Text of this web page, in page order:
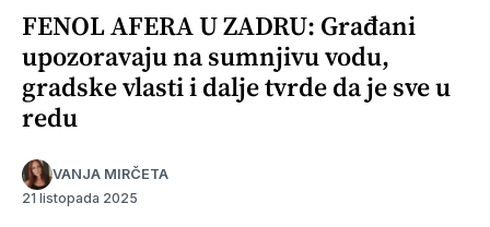
FENOL AFERA U ZADRU: Građani
upozoravaju na sumnjivu vodu,
gradske vlasti i dalje tvrde da je sve u
redu
VANJA MIRČETA
21 listopada 2025